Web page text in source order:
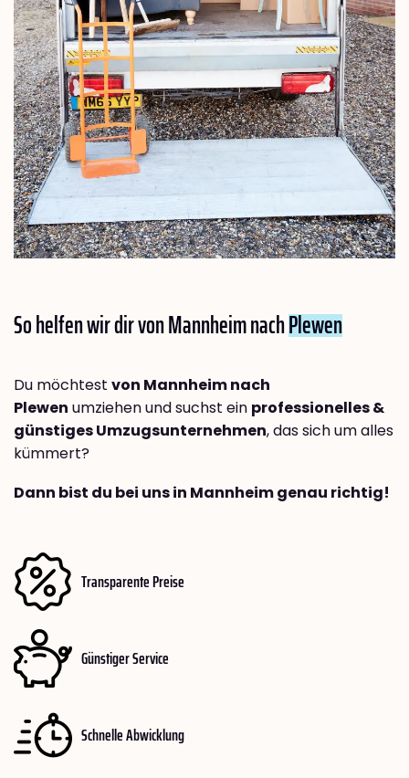
So helfen wir dir von Mannheim nachPlewen
Du möchtest von Mannheim nach
Plewen umziehen und suchst ein professionelles &
günstiges Umzugsunternehmen, das sich um alles
kümmert?
Dann bist du bei uns in Mannheim genau richtig!
Transparente Preise
Günstiger Service
Schnelle Abwicklung